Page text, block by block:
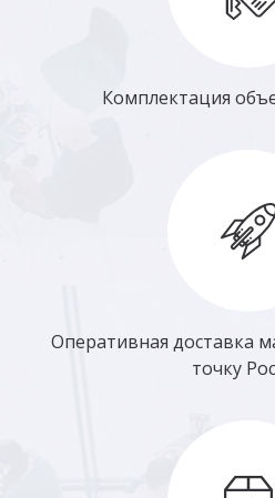
Комплектация
Оперативная доставка
точку